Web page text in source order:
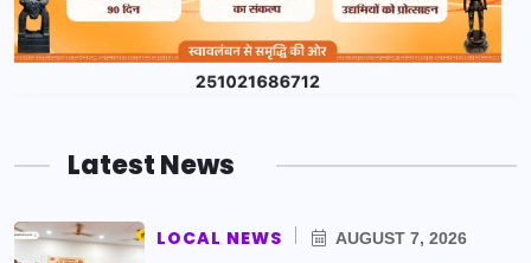
Latest News
LOCAL NEWS AUGUST 7, 2026